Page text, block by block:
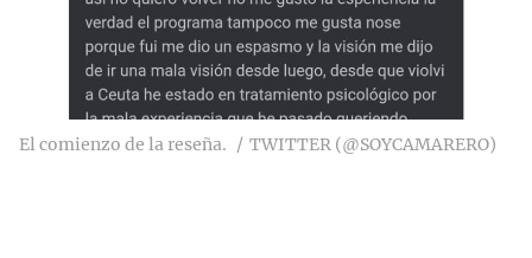
El comienzo de la reseña. TWITTER (@SOYCAMARERO)